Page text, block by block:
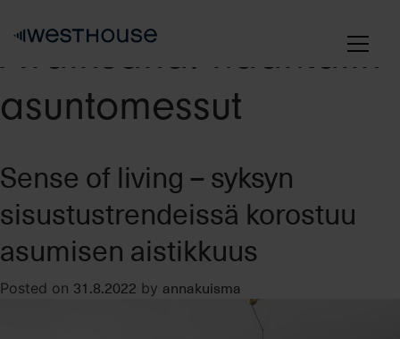
Avainsana: naantalin
asuntomessut
Sense of living – syksyn
sisustustrendeissä korostuu
asumisen aistikkuus
Posted on 31.8.2022 by annakuisma